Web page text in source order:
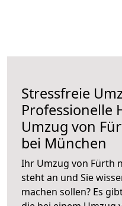
Stressfreie
Professionelle
Umzug von
bei München
Ihr Umzug von Fürth
steht an und Sie
machen sollen? Es